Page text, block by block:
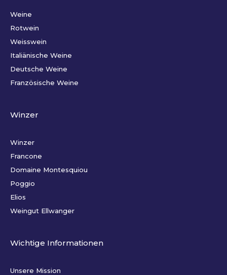
Weine
Rotwein
Weisswein
Italiänische Weine
Deutsche Weine
Französische Weine
Winzer
Winzer
Francone
Domaine Montesquiou
Poggio
Elios
Weingut Ellwanger
Wichtige Informationen
Unsere Mission